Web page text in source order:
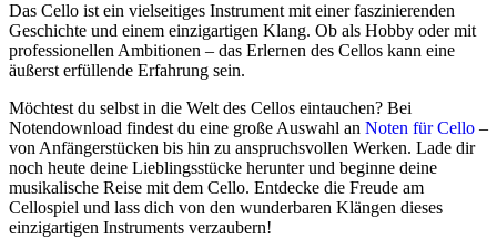
Das Cello ist ein vielseitiges Instrument mit einer faszinierenden
Geschichte und einem einzigartigen Klang. Ob als Hobby oder mit
professionellen Ambitionen – das Erlernen des Cellos kann eine
äußerst erfüllende Erfahrung sein.
Möchtest du selbst in die Welt des Cellos eintauchen? Bei
Notendownload findest du eine große Auswahl an Noten für Cello –
von Anfängerstücken bis hin zu anspruchsvollen Werken. Lade dir
noch heute deine Lieblingsstücke herunter und beginne deine
musikalische Reise mit dem Cello. Entdecke die Freude am
Cellospiel und lass dich von den wunderbaren Klängen dieses
einzigartigen Instruments verzaubern!